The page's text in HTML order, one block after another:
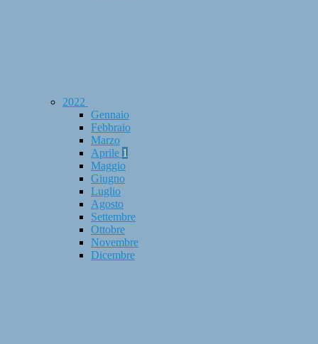
2022
Gennaio
Febbraio
Marzo
Aprile 1
Maggio
Giugno
Luglio
Agosto
Settembre
Ottobre
Novembre
Dicembre